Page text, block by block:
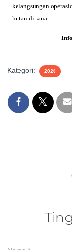
kelangsungan
hutan di sana.
Kategori: 2020